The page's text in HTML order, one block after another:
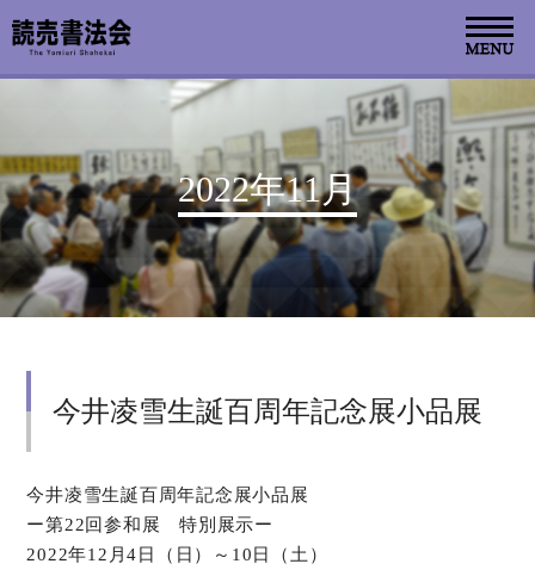
2022年11月
今井凌雪生誕百周年記念展小品展
今井凌雪生誕百周年記念展小品展
ー第22回参和展 特別展示ー
2022年12月4日（日）～10日（土）
お知らせ
読売書法会について
読売書法展
関連書道展
デジタルアーカイブ